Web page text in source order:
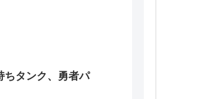
ちタンク、勇者パ